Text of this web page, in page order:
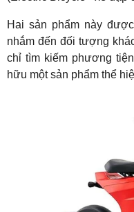
Hai sản phẩm này
nhắm đến đối tượng
chỉ tìm kiếm phương
hữu một sản phẩm thể